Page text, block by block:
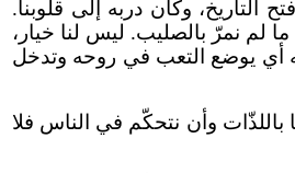
التاريخ، وكان دربه إلى قلوبنا.
لم نمرّ بالصليب. ليس لنا خيار،
أي يوضع التعب في روحه وتدخل
باللذّات وأن نتحكّم في الناس فلا